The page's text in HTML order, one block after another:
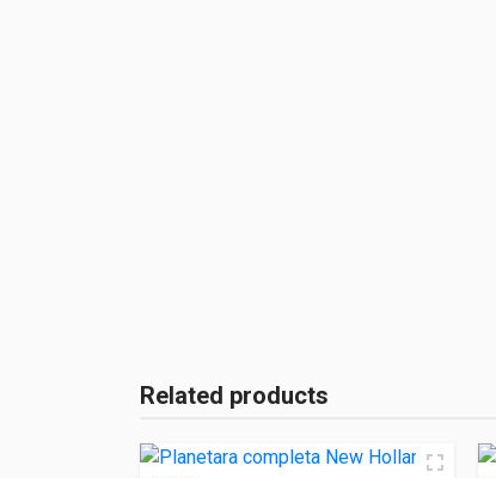
Related products